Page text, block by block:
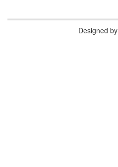
Designed by